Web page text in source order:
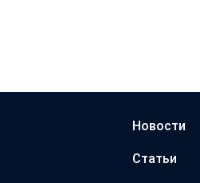
Новости
Статьи